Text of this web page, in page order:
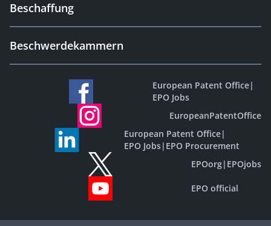
Beschaffung
Beschwerdekammern
European Patent Office|
EPO Jobs
EuropeanPatentOffice
European Patent Office|
EPO Jobs| EPO Procurement
EPOorg| EPOjobs
EPO official